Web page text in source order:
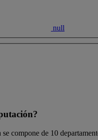
null
compone de 10